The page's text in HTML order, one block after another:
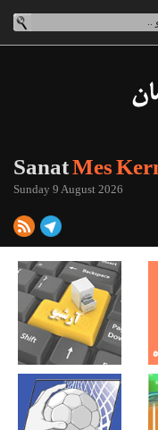
SanatMes
Sunday 9 August 2026